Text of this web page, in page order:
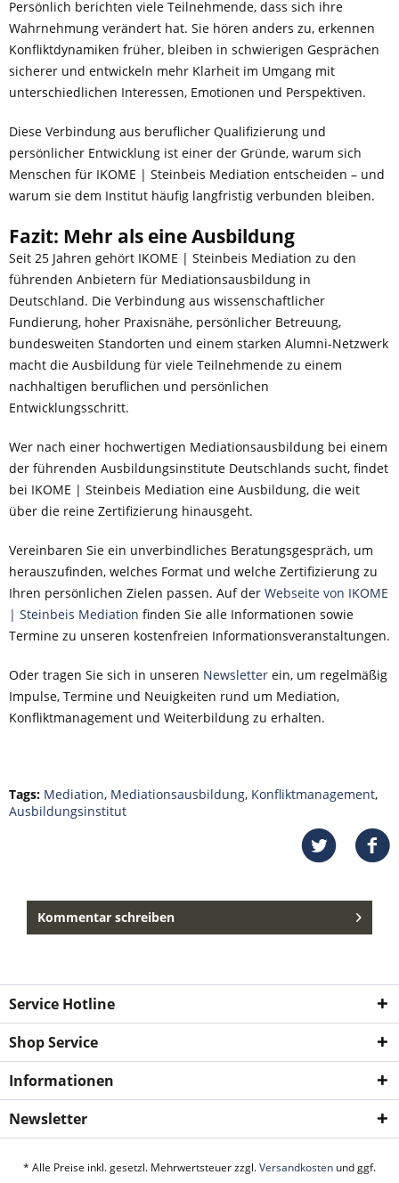
Persönlich berichten viele Teilnehmende, dass sich ihre
Wahrnehmung verändert hat. Sie hören anders zu, erkennen
Konfliktdynamiken früher, bleiben in schwierigen Gesprächen
sicherer und entwickeln mehr Klarheit im Umgang mit
unterschiedlichen Interessen, Emotionen und Perspektiven.
Diese Verbindung aus beruflicher Qualifizierung und
persönlicher Entwicklung ist einer der Gründe, warum sich
Menschen für IKOME | Steinbeis Mediation entscheiden – und
warum sie dem Institut häufig langfristig verbunden bleiben.
Fazit: Mehr als eine Ausbildung
Seit 25 Jahren gehört IKOME | Steinbeis Mediation zu den
führenden Anbietern für Mediationsausbildung in
Deutschland. Die Verbindung aus wissenschaftlicher
Fundierung, hoher Praxisnähe, persönlicher Betreuung,
bundesweiten Standorten und einem starken Alumni-Netzwerk
macht die Ausbildung für viele Teilnehmende zu einem
nachhaltigen beruflichen und persönlichen
Entwicklungsschritt.
Wer nach einer hochwertigen Mediationsausbildung bei einem
der führenden Ausbildungsinstitute Deutschlands sucht, findet
bei IKOME | Steinbeis Mediation eine Ausbildung, die weit
über die reine Zertifizierung hinausgeht.
Vereinbaren Sie ein unverbindliches Beratungsgespräch, um
herauszufinden, welches Format und welche Zertifizierung zu
Ihren persönlichen Zielen passen. Auf der Webseite von IKOME
| Steinbeis Mediation finden Sie alle Informationen sowie
Termine zu unseren kostenfreien Informationsveranstaltungen.
Oder tragen Sie sich in unseren Newsletter ein, um regelmäßig
Impulse, Termine und Neuigkeiten rund um Mediation,
Konfliktmanagement und Weiterbildung zu erhalten.
Tags: Mediation, Mediationsausbildung, Konfliktmanagement,
Ausbildungsinstitut
Kommentar schreiben
Service Hotline
Shop Service
Informationen
Newsletter
* Alle Preise inkl. gesetzl. Mehrwertsteuer zzgl.Versandkosten und ggf.